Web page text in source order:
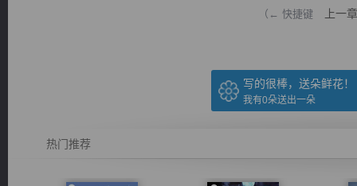
（← 快捷键 上一章
写的很棒，送朵鲜花！
我有0朵送出一朵
热门推荐